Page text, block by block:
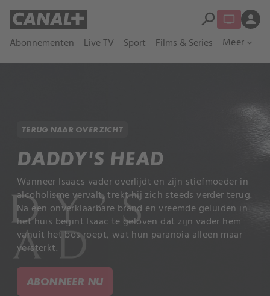
Abonnementen Live TV Sport Films & Series Meer expand_more
search person
TERUG NAAR OVERZICHT
DADDY'S HEAD
Wanneer Isaacs vader overlijdt en zijn stiefmoeder in
alcoholisme vervalt, trekt hij zich steeds verder terug.
Na een onverklaarbare brand en vreemde geluiden in
het huis begint Isaac te geloven dat zijn vader hem
vanuit het bos roept, wat hun paranoia alleen maar
versterkt.
ABONNEER NU